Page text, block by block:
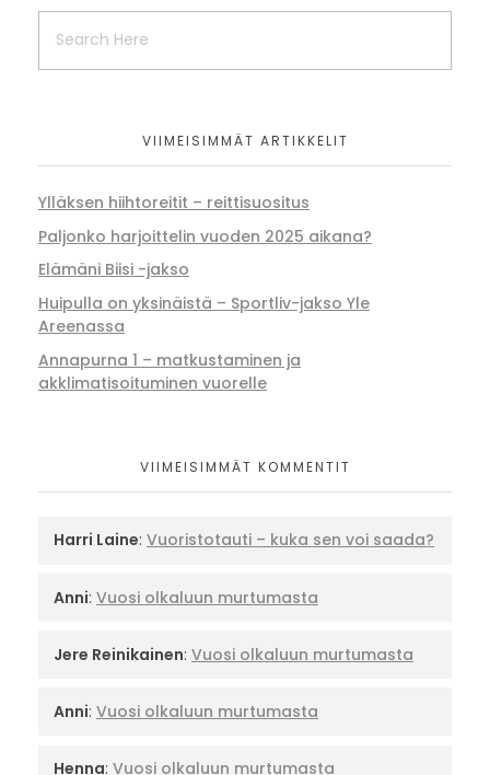
VIIMEISIMMÄT ARTIKKELIT
Ylläksen hiihtoreitit – reittisuositus
Paljonko harjoittelin vuoden 2025 aikana?
Elämäni Biisi -jakso
Huipulla on yksinäistä – Sportliv-jakso Yle
Areenassa
Annapurna 1 – matkustaminen ja
akklimatisoituminen vuorelle
VIIMEISIMMÄT KOMMENTIT
Harri Laine: Vuoristotauti – kuka sen voi saada?
Anni: Vuosi olkaluun murtumasta
Jere Reinikainen: Vuosi olkaluun murtumasta
Anni: Vuosi olkaluun murtumasta
Henna: Vuosi olkaluun murtumasta